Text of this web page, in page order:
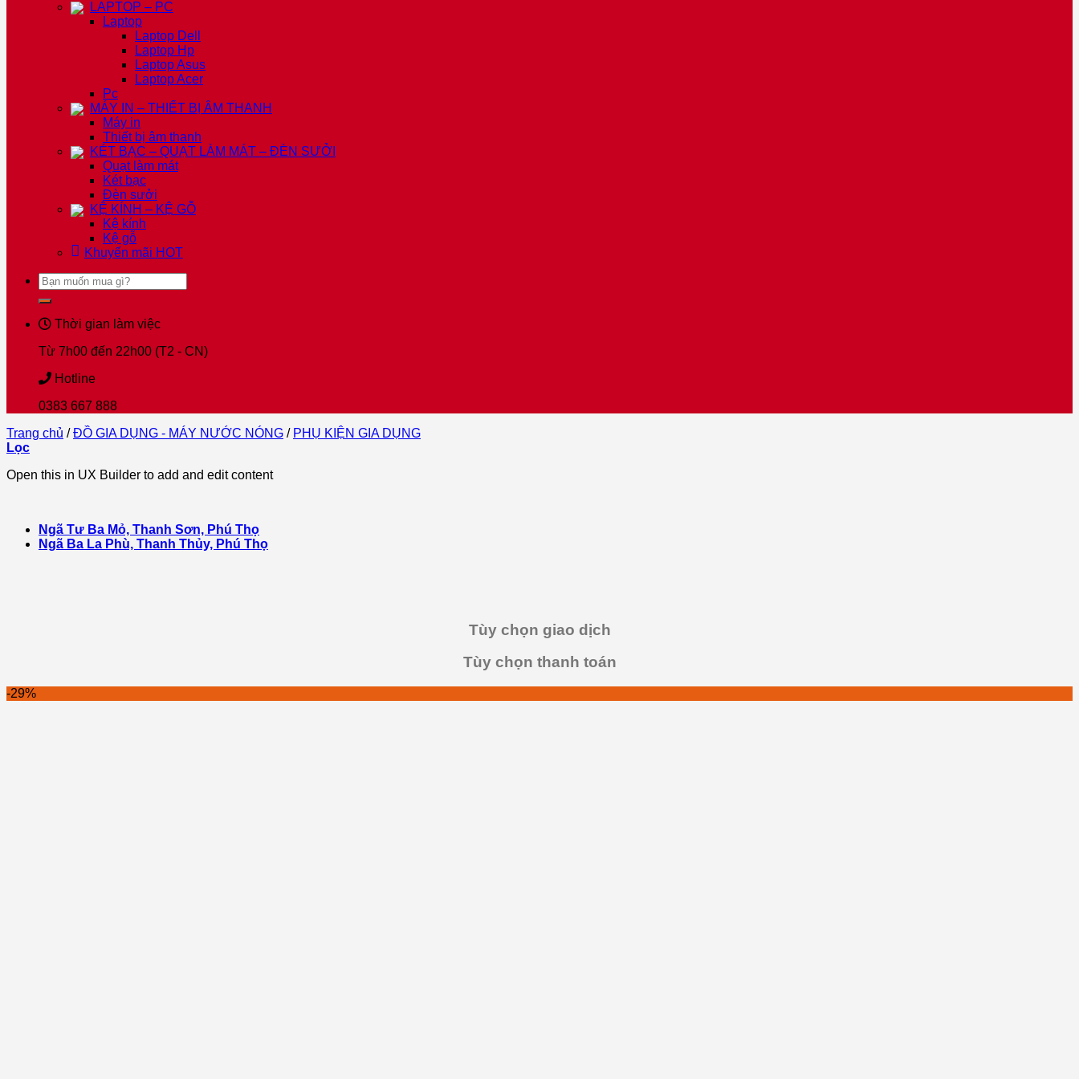
LAPTOP – PC
Laptop
Laptop Dell
Laptop Hp
Laptop Asus
Laptop Acer
Pc
MÁY IN – THIẾT BỊ ÂM THANH
Máy in
Thiết bị âm thanh
KÉT BẠC – QUẠT LÀM MÁT – ĐÈN SƯỞI
Quạt làm mát
Két bạc
Đèn sưởi
KỆ KÍNH – KỆ GỖ
Kệ kính
Kệ gỗ
Khuyến mãi HOT
Tìm
kiếm:
Thời gian làm việc
Từ 7h00 đến 22h00 (T2 - CN)
Hotline
0383 667 888
Trang chủ / ĐỒ GIA DỤNG - MÁY NƯỚC NÓNG / PHỤ KIỆN GIA DỤNG
Lọc
Open this in UX Builder to add and edit content
Ngã Tư Ba Mỏ, Thanh Sơn, Phú Thọ
Ngã Ba La Phù, Thanh Thủy, Phú Thọ
Tùy chọn giao dịch
Tùy chọn thanh toán
-29%